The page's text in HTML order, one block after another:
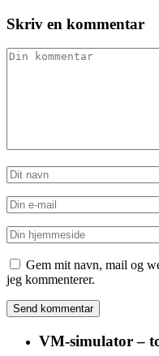
Skriv en kommentar
Gem mit navn, mail og
jeg kommenterer.
VM-simulator –